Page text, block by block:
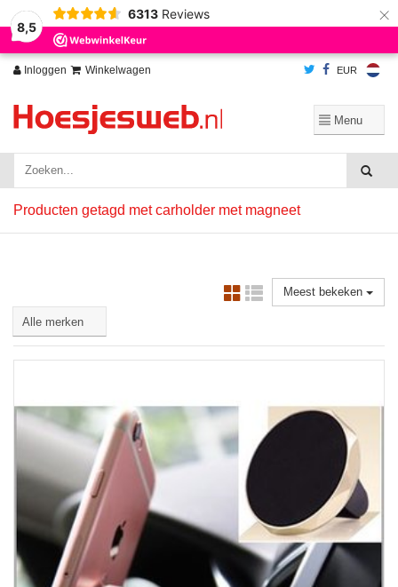
8,5
6313 Reviews ×
Inloggen Winkelwagen EUR
Producten getagd met carholder met magneet
Meest bekeken
Wij slaan cookies op om onze website te verbeteren. Is dat akkoord?
Ja
Nee